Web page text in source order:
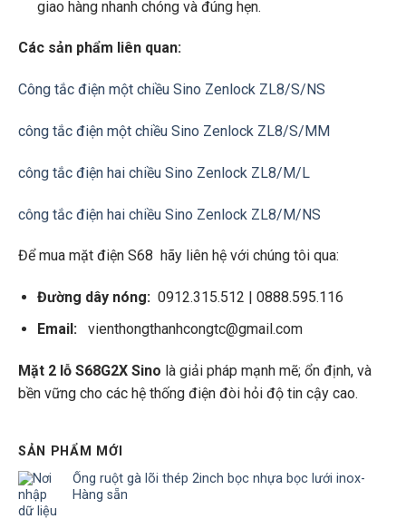
giao hàng nhanh chóng và đúng hẹn.
Các sản phẩm liên quan:
Công tắc điện một chiều Sino Zenlock ZL8/S/NS
công tắc điện một chiều Sino Zenlock ZL8/S/MM
công tắc điện hai chiều Sino Zenlock ZL8/M/L
công tắc điện hai chiều Sino Zenlock ZL8/M/NS
Để mua mặt điện S68 hãy liên hệ với chúng tôi qua:
Đường dây nóng:0912.315.512 | 0888.595.116
Email:vienthongthanhcongtc@gmail.com
Mặt 2 lỗ S68G2X Sino là giải pháp mạnh mẽ; ổn định, và
bền vững cho các hệ thống điện đòi hỏi độ tin cậy cao.
SẢN PHẨM MỚI
Ống ruột gà lõi thép 2inch bọc nhựa bọc lưới inox-
Hàng sẵn